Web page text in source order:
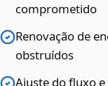
comprometido
Renovação de
obstruídos
Ajuste do fluxo